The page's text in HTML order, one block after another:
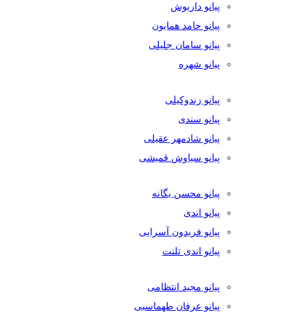
پیانو داریوش
پیانو حامد همایون
پیانو سامان جلیلی
پیانو شهره
پیانو زندوکیلی
پیانو سندی
پیانو شادمهر عقیلی
پیانو سیاوش قمیشی
پیانو محسن یگانه
پیانو اندی
پیانو فریدون آسرایی
پیانو اندی تلنت
پیانو مجید انتظامی
پیانو عرفان طهماسبی